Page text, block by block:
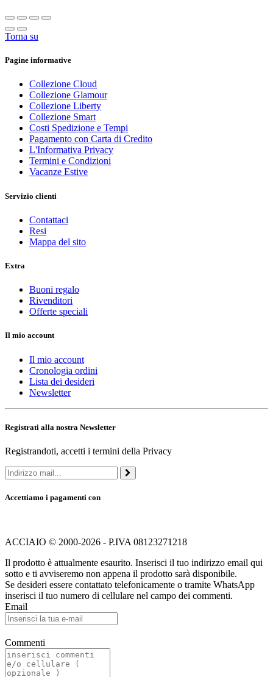
Torna su
Pagine informative
Collezione Cloud
Collezione Glamour
Collezione Liberty
Collezione Smart
Costi Spedizione e Tempi
Pagamento con Carta di Credito
L'Informativa Privacy
Termini e Condizioni
Vacanze Estive
Servizio clienti
Contattaci
Resi
Mappa del sito
Extra
Buoni regalo
Rivenditori
Offerte speciali
Il mio account
Il mio account
Cronologia ordini
Lista dei desideri
Newsletter
Registrati alla nostra Newsletter
Registrandoti, accetti i termini della Privacy
Accettiamo i pagamenti con
ACCIAIO © 2000-2026 - P.IVA 08123271218
Il prodotto è attualmente esaurito. Inserisci il tuo indirizzo email qui
sotto e ti avviseremo non appena il prodotto sarà disponibile.
Se desideri essere contattato telefonicamente o tramite WhatsApp
inserisci il tuo numero di cellulare nel campo dei commenti.
Email
Commenti